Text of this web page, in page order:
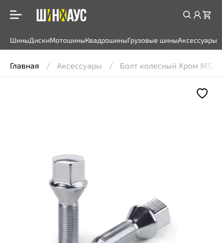
ШиныДискиМотошиныКвадрошиныГрузовые шиныАксессуары
Главная Аксессуары Болт колесный Хром M12 x